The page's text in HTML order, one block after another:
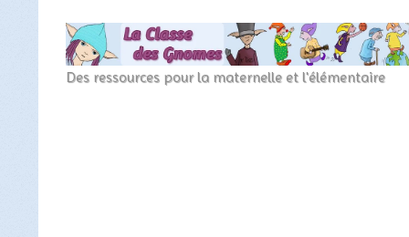
La
Des ressources pour la maternelle et l'élémentaire